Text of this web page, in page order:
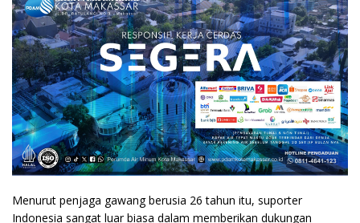
Menurut penjaga gawang berusia 26 tahun itu, suporter
Indonesia sangat luar biasa dalam memberikan dukungan